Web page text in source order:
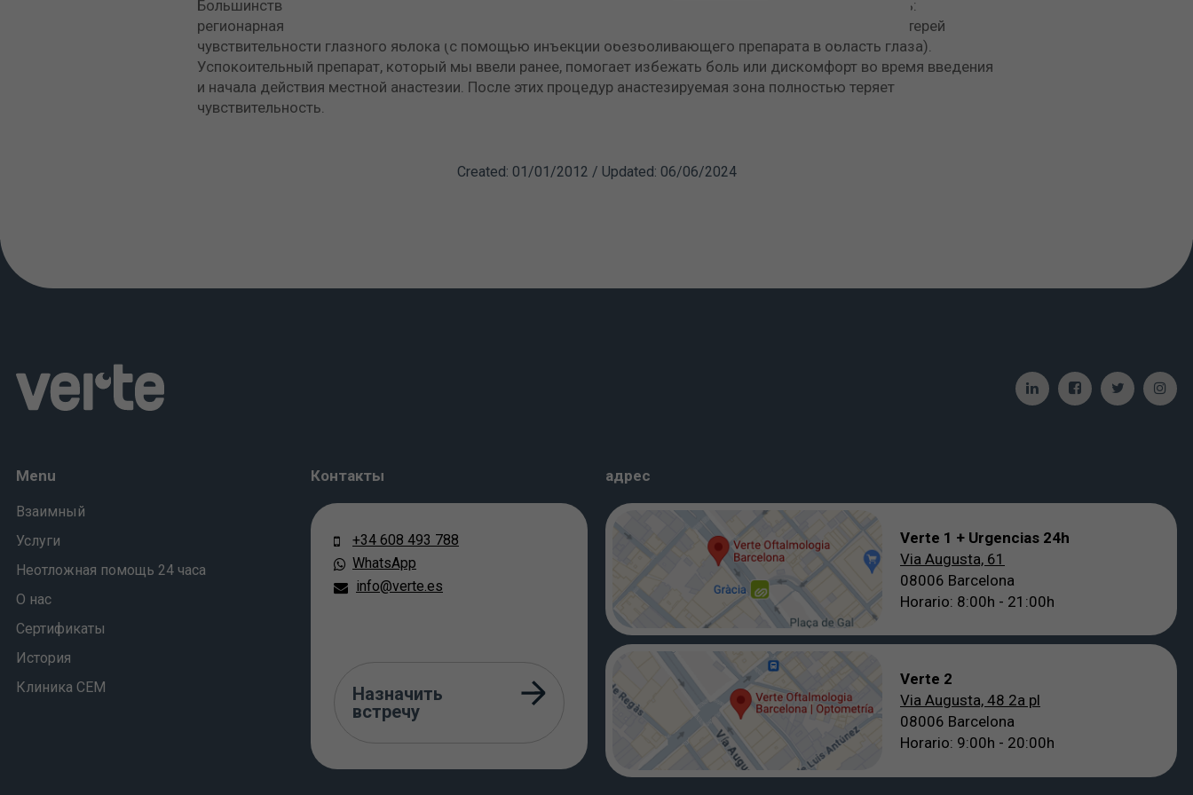
Большинство хирургических вмешательств производятся при местной анастезии, которая может быть:
регионарная анастезия (с помощью обезболивающих капель в оперируемый глаз) или анастезия с потерей
чувствительности глазного яблока (с помощью инъекции обезболивающего препарата в область глаза).
Успокоительный препарат, который мы ввели ранее, помогает избежать боль или дискомфорт во время введения
и начала действия местной анастезии. После этих процедур анастезируемая зона полностью теряет
чувствительность.
Created: 01/01/2012 / Updated: 06/06/2024
Menu
Взаимный
Услуги
Неотложная помощь 24 часа
О нас
Сертификаты
История
Клиника СЕМ
Контакты
+34 608 493 788
WhatsApp
info@verte.es
Назначить
встречу
адрес
Verte 1 + Urgencias 24h
Via Augusta, 61
08006 Barcelona
Horario: 8:00h - 21:00h
Verte 2
Via Augusta, 48 2a pl
08006 Barcelona
Horario: 9:00h - 20:00h